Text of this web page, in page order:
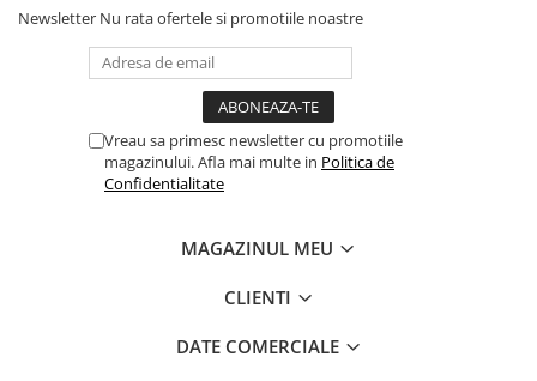
drag !
Newsletter Nu rata ofertele si promotiile noastre
Vreau sa primesc newsletter cu promotiile
magazinului. Afla mai multe in Politica de
Confidentialitate
MAGAZINUL MEU
CLIENTI
DATE COMERCIALE